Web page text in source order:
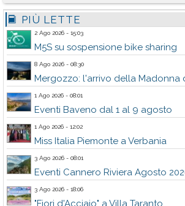
PIÙ LETTE
2 Ago 2026 - 15:03
M5S su sospensione bike sharing
8 Ago 2026 - 08:30
Mergozzo: l'arrivo della Madonna
1 Ago 2026 - 08:01
Eventi Baveno dal 1 al 9 agosto
1 Ago 2026 - 12:02
Miss Italia Piemonte a Verbania
3 Ago 2026 - 08:01
Eventi Cannero Riviera Agosto
3 Ago 2026 - 18:06